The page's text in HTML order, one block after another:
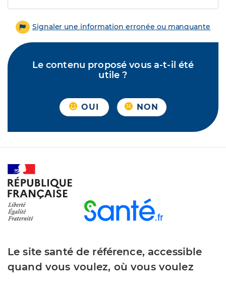
Signaler une information erronée ou manquante
Le contenu proposé vous a-t-il été
utile ?
OUI NON
Le site santé de référence, accessible
quand vous voulez, où vous voulez